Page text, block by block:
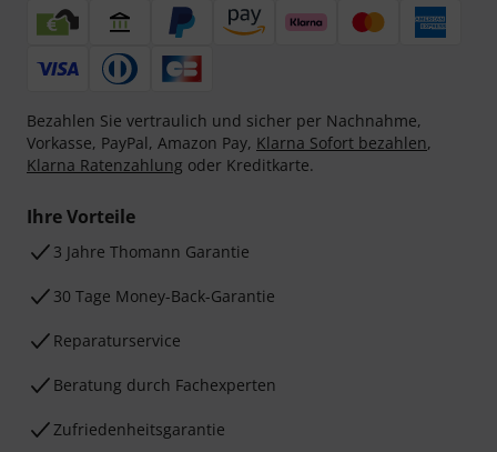
Bezahlen Sie vertraulich und sicher per Nachnahme,
Vorkasse, PayPal, Amazon Pay, Klarna Sofort bezahlen,
Klarna Ratenzahlung oder Kreditkarte.
Ihre Vorteile
3 Jahre Thomann Garantie
30 Tage Money-Back-Garantie
Reparaturservice
Beratung durch Fachexperten
Zufriedenheitsgarantie